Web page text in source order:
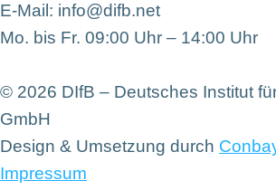
E-Mail: info@difb.net
Mo. bis Fr. 09:00 Uhr – 14:00 Uhr
© 2026 DIfB – Deutsches Institut
GmbH
Design & Umsetzung durch
Impressum